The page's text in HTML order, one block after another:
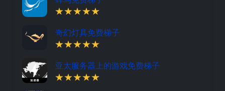
奇幻灯具免费梯子
亚太服务器上的游戏免费梯子